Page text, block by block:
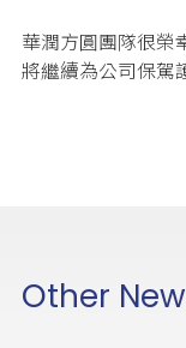
華潤方圓團隊很榮
將繼續為公司保駕
Other